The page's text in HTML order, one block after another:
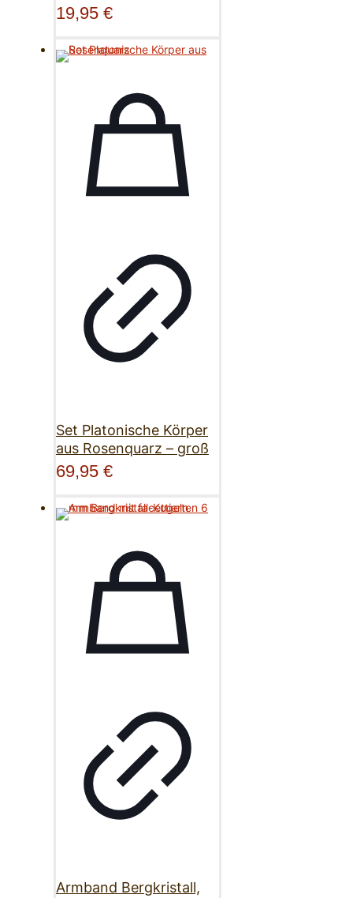
19,95 €
Set Platonische Körper
aus Rosenquarz – groß
69,95 €
Armband Bergkristall,